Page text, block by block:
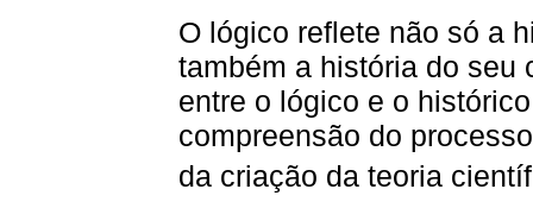
O lógico reflete não só a
também a história do seu
entre o lógico e o
compreensão do
da criação da teoria